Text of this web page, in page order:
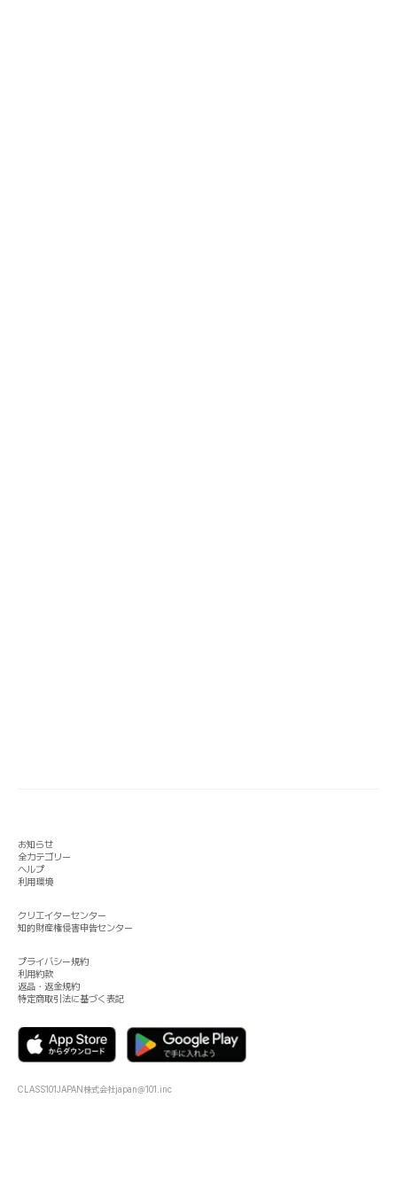
お知らせ
全カテゴリー
ヘルプ
利用環境
クリエイターセンター
知的財産権侵害申告センター
プライバシー規約
利用約款
返品・返金規約
特定商取引法に基づく表記
CLASS101JAPAN株式会社japan@101.inc